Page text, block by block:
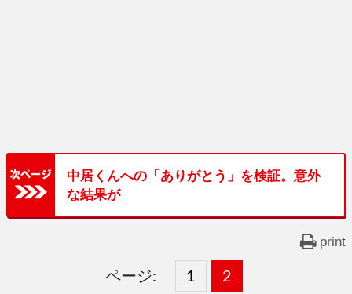
中居くんへの「ありがとう」を検証。意外
な結果が
print
ページ:
固
1 ,
固
2